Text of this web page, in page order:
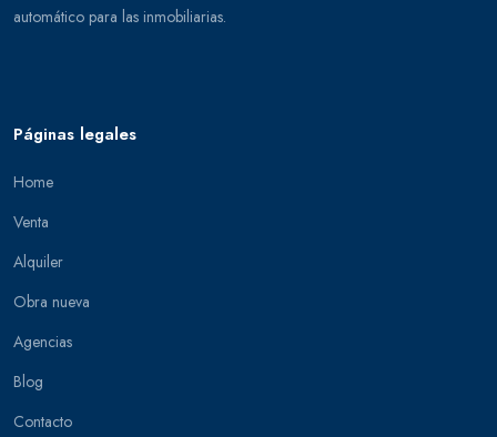
automático para las inmobiliarias.
Páginas legales
Home
Venta
Alquiler
Obra nueva
Agencias
Blog
Contacto